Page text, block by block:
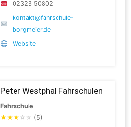
02323 50802
kontakt@fahrschule-
borgmeier.de
Website
Peter Westphal Fahrschulen
Fahrschule
★★★ ☆ ☆ (5)